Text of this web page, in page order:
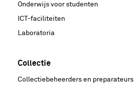
Onderwijs voor studenten
ICT-faciliteiten
Laboratoria
Collectie
Collectiebeheerders en preparateurs